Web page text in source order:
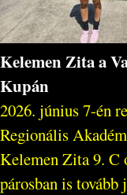
Kelemen Zita a
Kupán
2026. június 7-én
Regionális
Kelemen Zita 9. C
párosban is